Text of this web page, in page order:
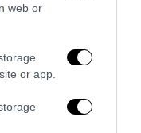
web or
or app.
all’antifascismo il